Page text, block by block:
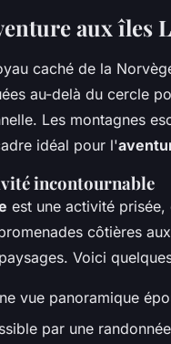
aux îles
caché de la
au-delà du cercle
Les montagnes
idéal pour l'
incontournable
est une activité
côtières
Voici
vue panoramique
par une